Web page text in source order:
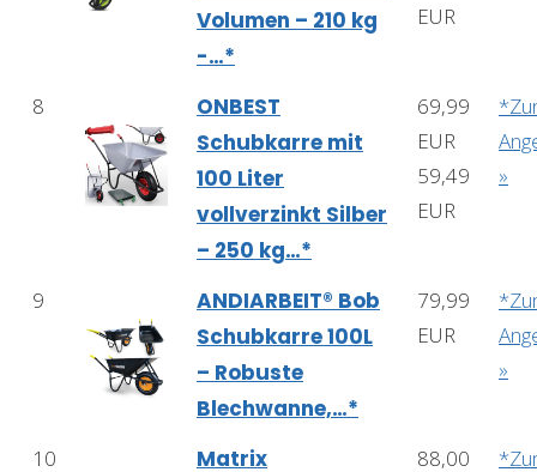
Volumen – 210 kg
-…*
EUR
8
ONBEST
Schubkarre mit
100 Liter
vollverzinkt Silber
– 250 kg…*
69,99
EUR
59,49
EUR
»
9
ANDIARBEIT® Bob
Schubkarre 100L
– Robuste
Blechwanne,…*
79,99
EUR
»
10 Matrix 88,00